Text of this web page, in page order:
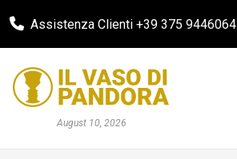
Assistenza Clienti +39 375 9446064
August 10, 2026